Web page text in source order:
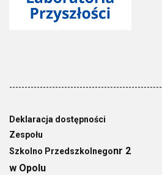
--------------------------------------------------
Deklaracja dostępności
Zespołu
Szkolno Przedszkolnegonr 2
w Opolu